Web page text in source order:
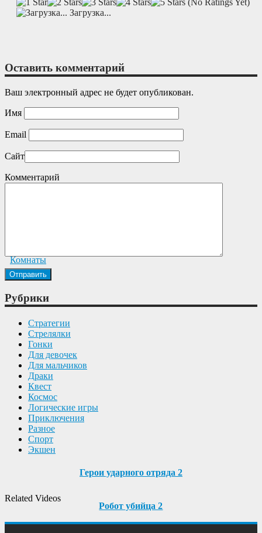
Загрузка...
Комнаты
Related Videos
Оставить комментарий
Ваш электронный адрес не будет опубликован.
Имя
Email
Сайт
Комментарий
Рубрики
Cтратегии
Cтрелялки
Гонки
Для девочек
Для мальчиков
Драки
Квест
Космос
Логические игры
Приключения
Разное
Спорт
Экшен
Герои ударного отряда 2
Робот убийца 2